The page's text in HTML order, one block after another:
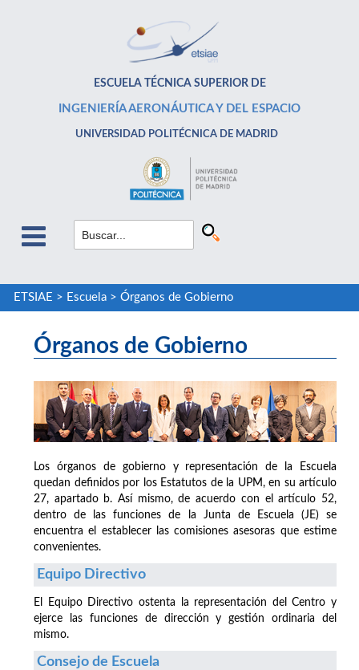
ESCUELA TÉCNICA SUPERIOR DE
INGENIERÍA AERONÁUTICA Y DEL ESPACIO
UNIVERSIDAD POLITÉCNICA DE MADRID
ETSIAE > Escuela> Órganos de Gobierno
Órganos de Gobierno
Los órganos de gobierno y representación de la Escuela
quedan definidos por los Estatutos de la UPM, en su artículo
27, apartado b. Así mismo, de acuerdo con el artículo 52,
dentro de las funciones de la Junta de Escuela (JE) se
encuentra el establecer las comisiones asesoras que estime
convenientes.
Equipo Directivo
El Equipo Directivo ostenta la representación del Centro y
ejerce las funciones de dirección y gestión ordinaria del
mismo.
Consejo de Escuela